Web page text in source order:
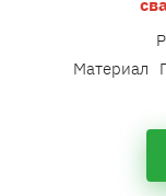
Материал